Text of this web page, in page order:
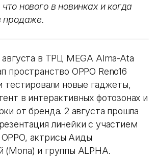
нового в новинках и когда
продаже.
в ТРЦ MEGA Alma-Ata
пространство OPPO Reno16
тестировали новые гаджеты,
в интерактивных фотозонах и
от бренда. 2 августа прошла
линейки с участием
актрисы Аиды
(Mona) и группы ALPHA.